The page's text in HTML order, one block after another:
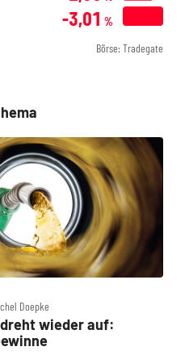
-3,01 %
Börse: Tradegate
Doepke
wieder auf: